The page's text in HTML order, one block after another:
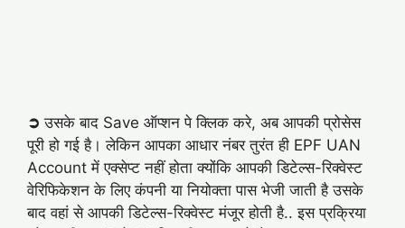
➲ उसके बाद Save ऑप्शन पे क्लिक करे, अब आपकी प्रोसेस
पूरी हो गई है। लेकिन आपका आधार नंबर तुरंत ही EPF UAN
Account में एक्सेप्ट नहीं होता क्योंकि आपकी डिटेल्स-रिक्वेस्ट
वेरिफिकेशन के लिए कंपनी या नियोक्ता पास भेजी जाती है उसके
बाद वहां से आपकी डिटेल्स-रिक्वेस्ट मंजूर होती है.. इस प्रक्रिया